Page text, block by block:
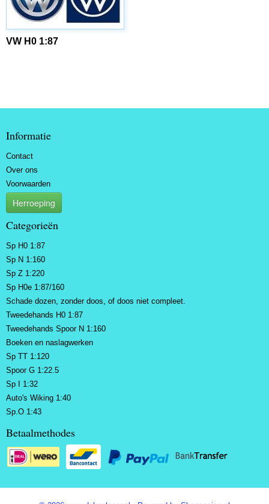
VW H0 1:87
Informatie
Contact
Over ons
Voorwaarden
Herroeping
Categorieën
Sp H0 1:87
Sp N 1:160
Sp Z 1:220
Sp H0e 1:87/160
Schade dozen, zonder doos, of doos niet compleet.
Tweedehands H0 1:87
Tweedehands Spoor N 1:160
Boeken en naslagwerken
Sp TT 1:120
Spoor G 1:22.5
Sp I 1:32
Auto's Wiking 1:40
Sp.O 1:43
Betaalmethodes